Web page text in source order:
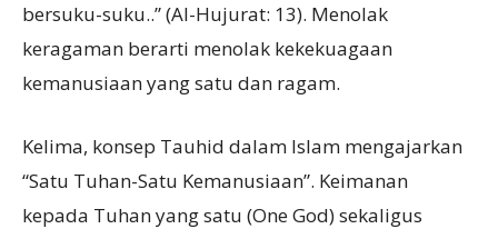
bersuku-suku..” (Al-Hujurat: 13). Menolak
keragaman berarti menolak kekekuagaan
kemanusiaan yang satu dan ragam.
Kelima, konsep Tauhid dalam Islam mengajarkan
“Satu Tuhan-Satu Kemanusiaan”. Keimanan
kepada Tuhan yang satu (One God) sekaligus